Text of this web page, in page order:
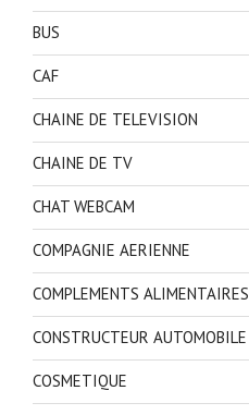
BUS
CAF
CHAINE DE TELEVISION
CHAINE DE TV
CHAT WEBCAM
COMPAGNIE AERIENNE
COMPLEMENTS ALIMENTAIRES
CONSTRUCTEUR AUTOMOBILE
COSMETIQUE